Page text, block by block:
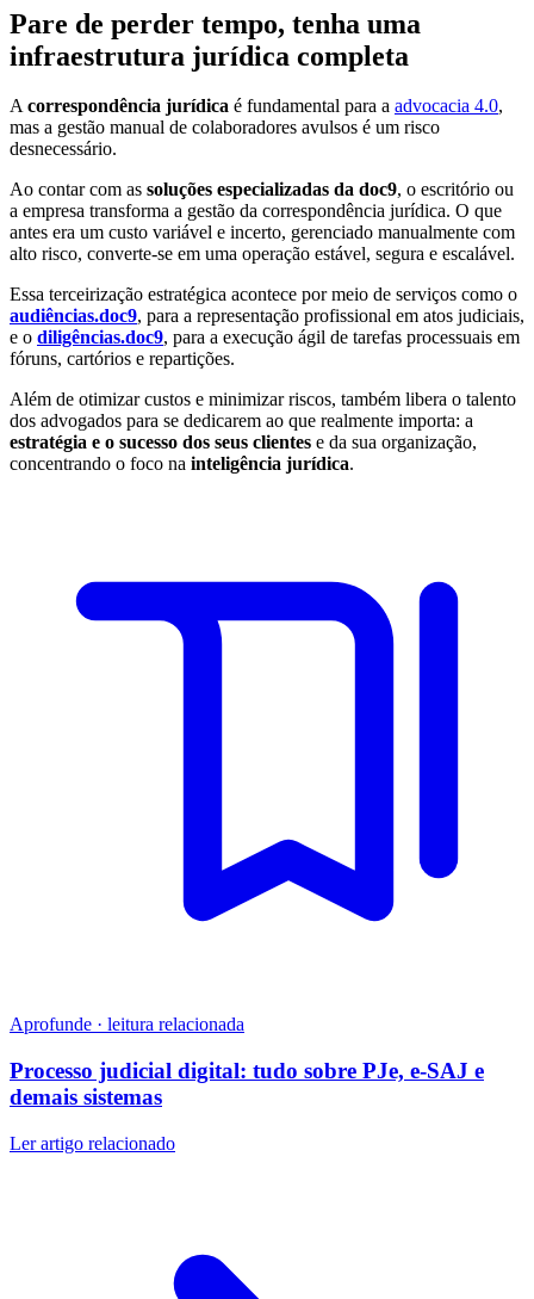
Pare de perder tempo, tenha uma
infraestrutura jurídica completa
Acorrespondência jurídica é fundamental para a advocacia 4.0,
mas a gestão manual de colaboradores avulsos é um risco
desnecessário.
Ao contar com as soluções especializadas da doc9, o escritório ou
a empresa transforma a gestão da correspondência jurídica. O que
antes era um custo variável e incerto, gerenciado manualmente com
alto risco, converte-se em uma operação estável, segura e escalável.
Essa terceirização estratégica acontece por meio de serviços como o
audiências.doc9, para a representação profissional em atos judiciais,
e o diligências.doc9, para a execução ágil de tarefas processuais em
fóruns, cartórios e repartições.
Além de otimizar custos e minimizar riscos, também libera o talento
dos advogados para se dedicarem ao que realmente importa: a
estratégia e o sucesso dos seus clientes e da sua organização,
concentrando o foco na inteligência jurídica.
Aprofunde · leitura relacionada
Processo judicial digital: tudo sobre PJe, e-SAJ e
demais sistemas
Ler artigo relacionado